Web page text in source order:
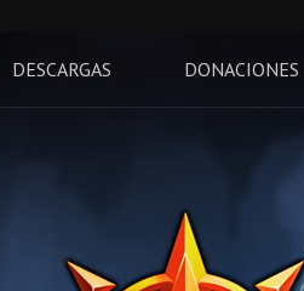
DESCARGAS DONACIONES